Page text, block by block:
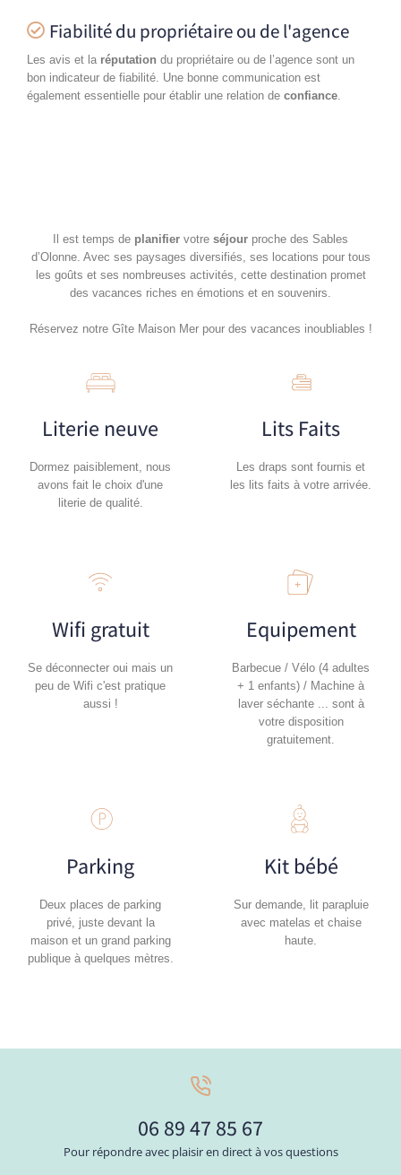
Fiabilité du propriétaire ou de l'agence
Les avis et la réputation du propriétaire ou de l’agence sont un
bon indicateur de fiabilité. Une bonne communication est
également essentielle pour établir une relation de confiance
Il est temps de planifier votre séjour proche des Sables
d’Olonne. Avec ses paysages diversifiés, ses locations pour tous
les goûts et ses nombreuses activités, cette destination promet
des vacances riches en émotions et en souvenirs.
Réservez notre Gîte Maison Mer pour des vacances inoubliables !
Literie neuve
Dormez paisiblement, nous
avons fait le choix d'une
literie de qualité.
Lits Faits
Les draps sont fournis et
les lits faits à votre arrivée.
Wifi gratuit
Se déconnecter oui mais un
peu de Wifi c'est pratique
aussi !
Equipement
Barbecue / Vélo (4 adultes
+ 1 enfants) / Machine à
laver séchante ... sont à
votre disposition
gratuitement.
Parking
Deux places de parking
privé, juste devant la
maison et un grand parking
publique à quelques mètres.
Kit bébé
Sur demande, lit parapluie
avec matelas et chaise
haute.
06 89 47 85 67
Pour répondre avec plaisir en direct à vos questions